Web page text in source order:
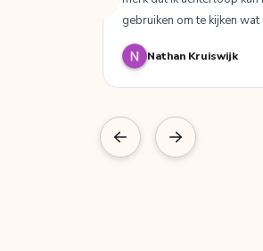
Nathan Kruiswijk
gebruiken om te kijken
Het blijft uiteindelijk wel
niet elke detail erop maar
aanvulling op de stof